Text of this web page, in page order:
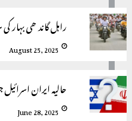
راہل گاندھی بہار
August 25, 2025
حالیہ ایران
June 28, 2025